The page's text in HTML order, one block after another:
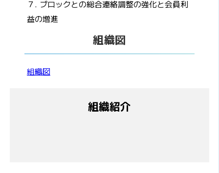
７. ブロックとの総合連絡調整の強化と会員利
益の増進
組織図
組織図
組織紹介